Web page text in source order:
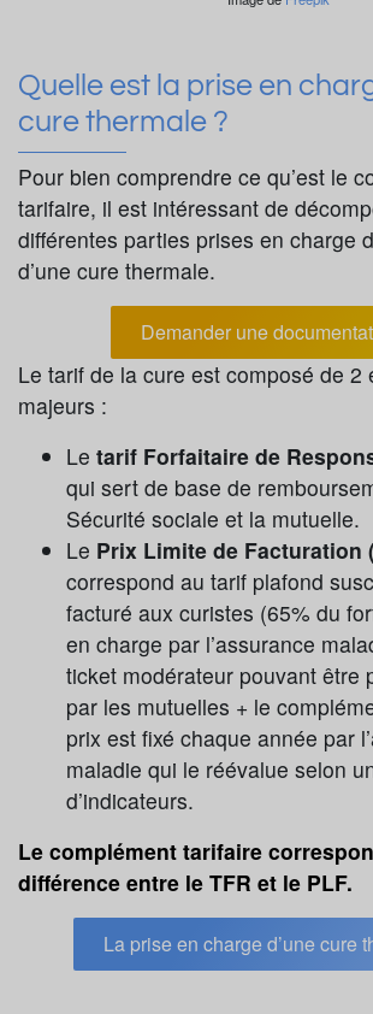
Quelle est la prise en
cure thermale ?
Pour bien comprendre ce qu’est le
tarifaire, il est intéressant de
différentes parties prises en charge
d’une cure thermale.
Demander une
Le tarif de la cure est composé de 2
majeurs :
Le tarif Forfaitaire de
qui sert de base de
Sécurité sociale et la mutuelle.
Le Prix Limite de Facturation
correspond au tarif plafond
facturé aux curistes (65% du
en charge par l’assurance
ticket modérateur pouvant être
par les mutuelles + le
prix est fixé chaque année par
maladie qui le réévalue selon
d’indicateurs.
Le complément tarifaire
différence entre le TFR et le PLF.
La prise en charge d’une cure